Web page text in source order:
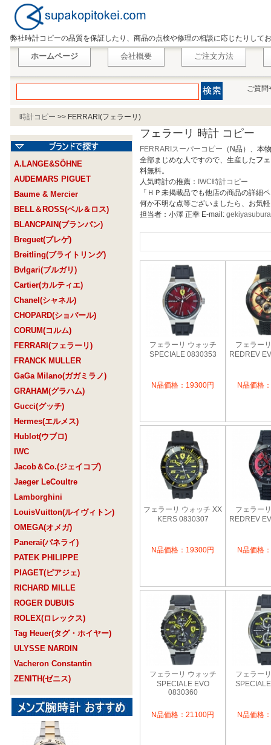
弊社時計コピーの品質を保証したり、商品の点検や修理の相談に応じたりして
ホームページ 会社概要 ご注文方法
ご質問
時計コピー >> FERRARI(フェラーリ)
A.LANGE&SÖHNE
AUDEMARS PIGUET
Baume & Mercier
BELL＆ROSS(ベル＆ロス)
BLANCPAIN(ブランパン)
Breguet(ブレゲ)
Breitling(ブライトリング)
Bvlgari(ブルガリ)
Cartier(カルティエ)
Chanel(シャネル)
CHOPARD(ショパール)
CORUM(コルム)
FERRARI(フェラーリ)
FRANCK MULLER
GaGa Milano(ガガミラノ)
GRAHAM(グラハム)
Gucci(グッチ)
Hermes(エルメス)
Hublot(ウブロ)
IWC
Jacob＆Co.(ジェイコブ)
Jaeger LeCoultre
Lamborghini
LouisVuitton(ルイヴィトン)
OMEGA(オメガ)
Panerai(パネライ)
PATEK PHILIPPE
PIAGET(ピアジェ)
RICHARD MILLE
ROGER DUBUIS
ROLEX(ロレックス)
Tag Heuer(タグ・ホイヤー)
ULYSSE NARDIN
Vacheron Constantin
ZENITH(ゼニス)
フェラーリ 時計 コピー
FERRARIスーパーコピー （N品）、本
全部まじめな人ですので、生産したフ
料無料。
人気時計の推薦： IWC時計コピー
「ＨＰ未掲載品でも他店の商品の詳細
何か不明な点等ございましたら、お気
担当者：小澤 正幸 E-mail:
フェラーリ ウォッチ
SPECIALE 0830353
N品価格：19300円
フェラー
REDREV
N品価格
フェラーリ ウォッチ XX
KERS 0830307
N品価格：19300円
フェラー
REDREV
N品価格
フェラーリ ウォッチ
SPECIALE EVO
0830360
N品価格：21100円
フェラー
N品価格